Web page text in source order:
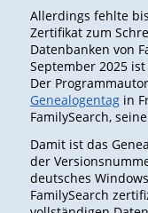
Allerdings fehlte
Zertifikat zum
Datenbanken von
September 2025
Der Programmautor
Genealogentagin
FamilySearch,
Damit ist das
der
deutsches
FamilySearch